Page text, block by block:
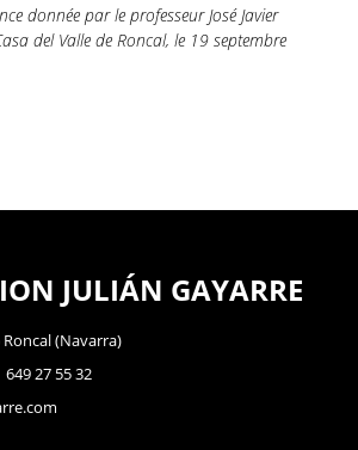
donnée par le professeur José Javier
del Valle de Roncal, le 19 septembre
JULIÁN GAYARRE
(Navarra)
27 55 32